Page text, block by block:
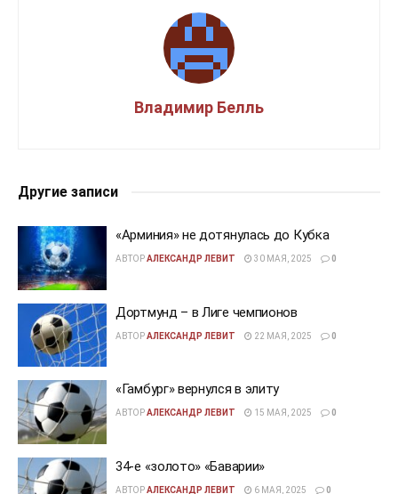
Владимир Белль
Другие записи
«Арминия» не дотянулась до Кубка
АВТОРАЛЕКСАНДР ЛЕВИТ 30 МАЯ, 2025 0
Дортмунд – в Лиге чемпионов
АВТОРАЛЕКСАНДР ЛЕВИТ 22 МАЯ, 2025 0
«Гамбург» вернулся в элиту
АВТОРАЛЕКСАНДР ЛЕВИТ 15 МАЯ, 2025 0
34-е «золото» «Баварии»
АВТОРАЛЕКСАНДР ЛЕВИТ 6 МАЯ, 2025 0